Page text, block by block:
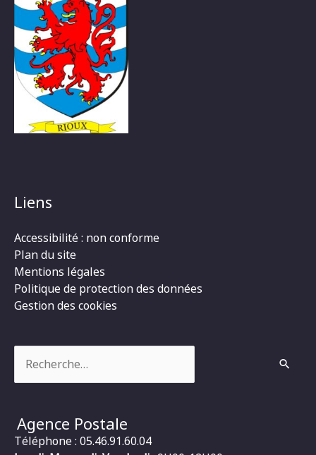
Liens
Accessibilité : non conforme
Plan du site
Mentions légales
Politique de protection des données
Gestion des cookies
Agence Postale
Téléphone : 05.46.91.60.04